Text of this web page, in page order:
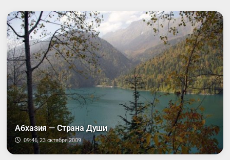
Абхазия — Страна Души
09:46, 23 октября 2009